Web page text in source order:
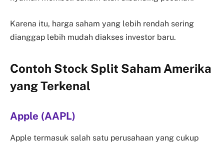
Karena itu, harga saham yang lebih rendah sering
dianggap lebih mudah diakses investor baru.
Contoh Stock Split Saham Amerika
yang Terkenal
Apple (AAPL)
Apple termasuk salah satu perusahaan yang cukup